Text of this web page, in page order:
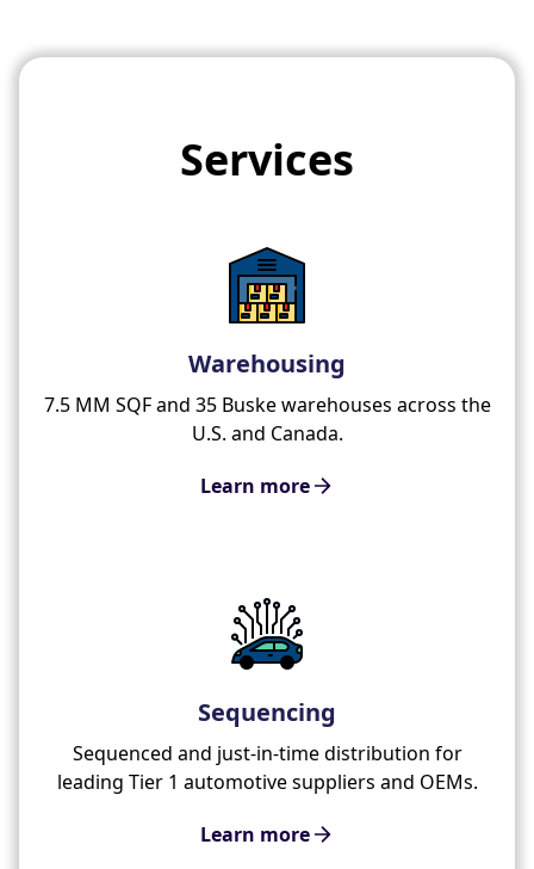
Services
Warehousing
7.5 MM SQF and 35 Buske warehouses across the
U.S. and Canada.
Learn more
Sequencing
Sequenced and just-in-time distribution for
leading Tier 1 automotive suppliers and OEMs.
Learn more